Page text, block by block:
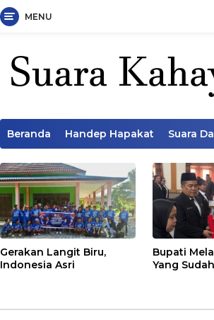
MENU
Beranda Handep Hapakat Suara
Gerakan Langit Biru,
Indonesia Asri
Bupati
Yang